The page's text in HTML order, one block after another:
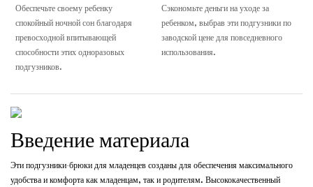
Обеспечьте своему ребенку
спокойный ночной сон благодаря
превосходной впитывающей
способности этих одноразовых
подгузников.
Сэкономьте деньги на уходе за
ребенком, выбрав эти подгузники по
заводской цене для повседневного
использования.
Введение материала
Эти подгузники-брюки для младенцев созданы для обеспечения максимального
удобства и комфорта как младенцам, так и родителям. Высококачественный